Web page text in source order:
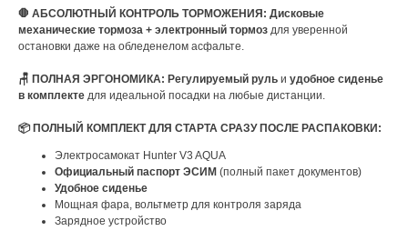
🛑 АБСОЛЮТНЫЙ КОНТРОЛЬ ТОРМОЖЕНИЯ: Дисковые
механические тормоза + электронный тормоз для уверенной
остановки даже на обледенелом асфальте.
🪑 ПОЛНАЯ ЭРГОНОМИКА: Регулируемый руль и удобное сиденье
в комплекте для идеальной посадки на любые дистанции.
📦 ПОЛНЫЙ КОМПЛЕКТ ДЛЯ СТАРТА СРАЗУ ПОСЛЕ РАСПАКОВКИ:
Электросамокат Hunter V3 AQUA
Официальный паспорт ЭСИМ (полный пакет документов)
Удобное сиденье
Мощная фара, вольтметр для контроля заряда
Зарядное устройство